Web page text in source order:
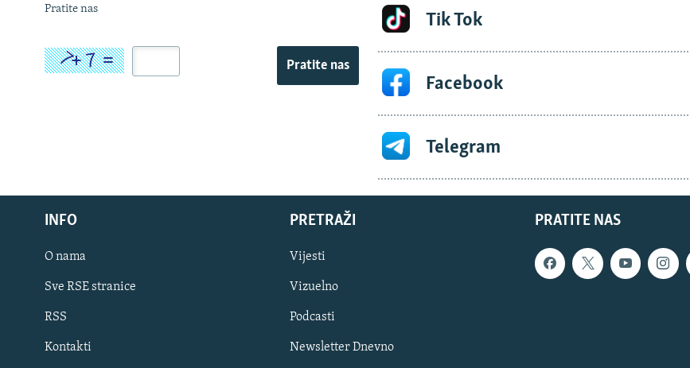
Pratite nas
Pratite nas
Tik Tok
Facebook
Telegram
PRATITE NAS
INFO
O nama
Sve RSE stranice
RSS
Kontakti
PRETRAŽI
Vijesti
Vizuelno
Podcasti
Newsletter Dnevno